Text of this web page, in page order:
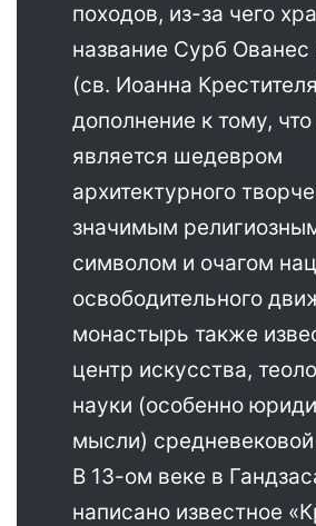
походов, из-за чего
название Сурб
(св. Иоанна
дополнение к тому,
является шедевром
архитектурного
значимым
символом и очагом
освободительного
монастырь также
центр искусства,
науки (особенно
мысли)
В 13-ом веке в
написано известное